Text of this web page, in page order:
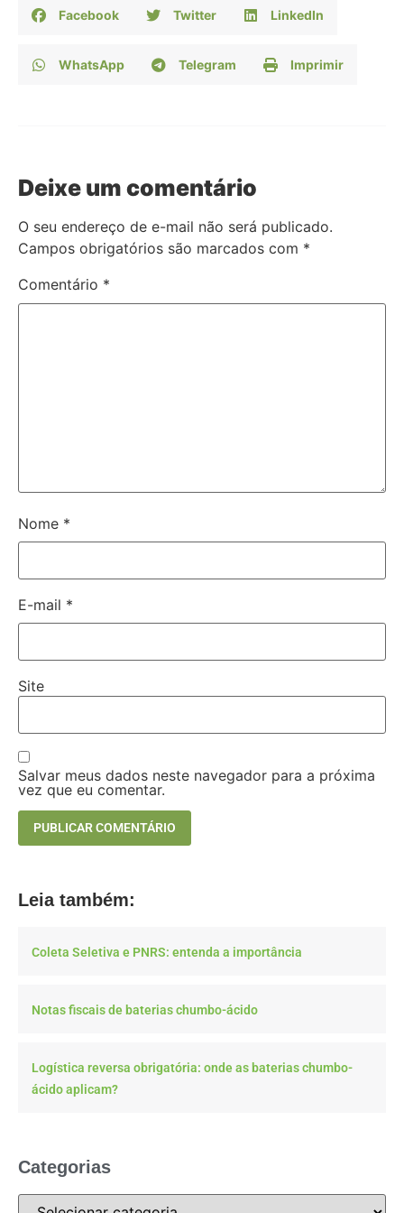
Facebook Twitter LinkedIn
WhatsApp Telegram Imprimir
Deixe um comentário
O seu endereço de e-mail não será publicado.
Campos obrigatórios são marcados com *
Comentário *
Nome *
E-mail *
Site
Salvar meus dados neste navegador para a próxima
vez que eu comentar.
Leia também:
Coleta Seletiva e PNRS: entenda a importância
Notas fiscais de baterias chumbo-ácido
Logística reversa obrigatória: onde as baterias chumbo-
ácido aplicam?
Categorias